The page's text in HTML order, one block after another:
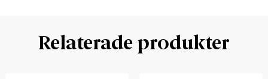
Relaterade produkter